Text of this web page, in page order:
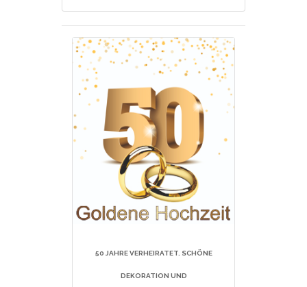
50 JAHRE VERHEIRATET. SCHÖNE
DEKORATION UND